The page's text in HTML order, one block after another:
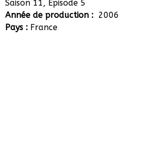
Saison 11, Episode 5
Année de production : 2006
Pays : France